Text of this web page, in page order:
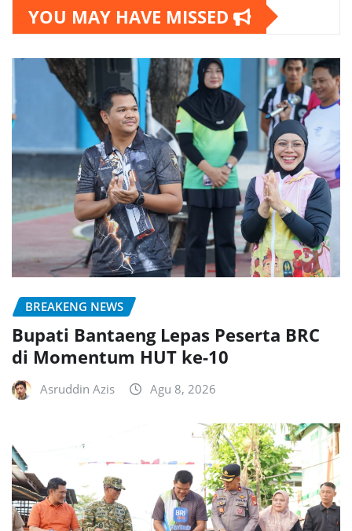
YOU MAY HAVE MISSED
BREAKENG NEWS
Bupati Bantaeng Lepas Peserta BRC
di Momentum HUT ke-10
Asruddin Azis Agu 8, 2026